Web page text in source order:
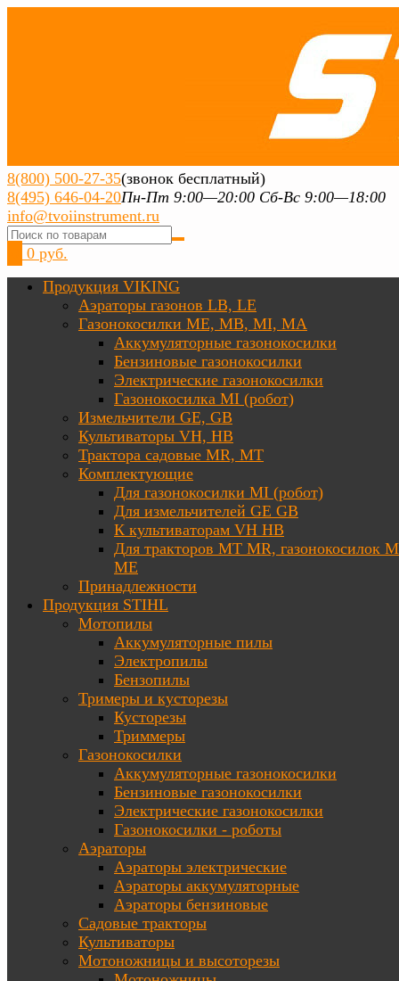
8(800) 500-27-35(звонок бесплатный)
8(495) 646-04-20Пн-Пт 9:00—20:00 Сб-Вс 9:00—18:00
info@tvoiinstrument.ru
0 руб.
Продукция VIKING
Аэраторы газонов LB, LE
Газонокосилки ME, MB, MI, MA
Аккумуляторные газонокосилки
Бензиновые газонокосилки
Электрические газонокосилки
Газонокосилка MI (робот)
Измельчители GE, GB
Культиваторы VH, HB
Трактора садовые MR, MT
Комплектующие
Для газонокосилки MI (робот)
Для измельчителей GE GB
К культиваторам VH HB
Для тракторов МТ MR, газонокосилок
ME
Принадлежности
Продукция STIHL
Мотопилы
Аккумуляторные пилы
Электропилы
Бензопилы
Тримеры и кусторезы
Кусторезы
Триммеры
Газонокосилки
Аккумуляторные газонокосилки
Бензиновые газонокосилки
Электрические газонокосилки
Газонокосилки - роботы
Аэраторы
Аэраторы электрические
Аэраторы аккумуляторные
Аэраторы бензиновые
Садовые тракторы
Культиваторы
Мотоножницы и высоторезы